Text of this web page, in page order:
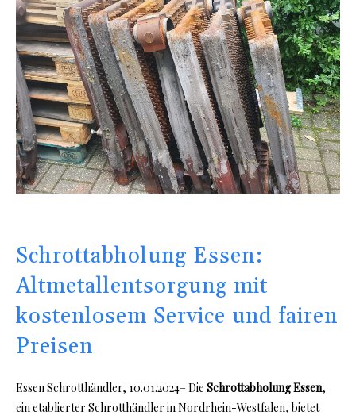
Schrottabholung Essen:
Altmetallentsorgung mit
kostenlosem Service und fairen
Preisen
Essen Schrotthändler, 10.01.2024– Die Schrottabholung Essen,
ein etablierter Schrotthändler in Nordrhein-Westfalen, bietet